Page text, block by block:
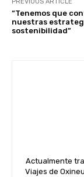
PREVIOUS ARTICLE
“Tenemos que
nuestras
sostenibilidad”
Actualmente
Viajes de